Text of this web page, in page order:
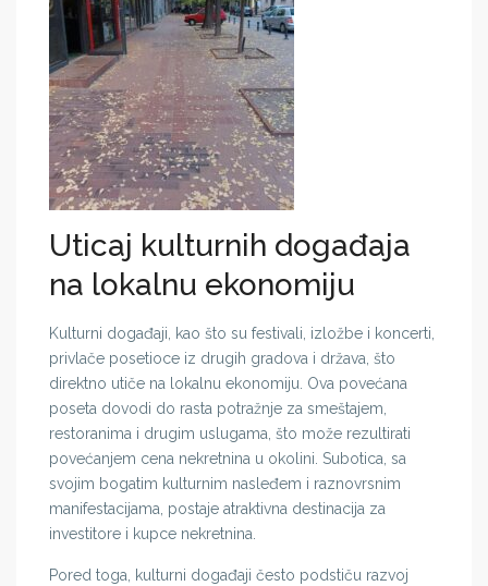
Uticaj kulturnih događaja
na lokalnu ekonomiju
Kulturni događaji, kao što su festivali, izložbe i koncerti,
privlače posetioce iz drugih gradova i država, što
direktno utiče na lokalnu ekonomiju. Ova povećana
poseta dovodi do rasta potražnje za smeštajem,
restoranima i drugim uslugama, što može rezultirati
povećanjem cena nekretnina u okolini. Subotica, sa
svojim bogatim kulturnim nasleđem i raznovrsnim
manifestacijama, postaje atraktivna destinacija za
investitore i kupce nekretnina.
Pored toga, kulturni događaji često podstiču razvoj